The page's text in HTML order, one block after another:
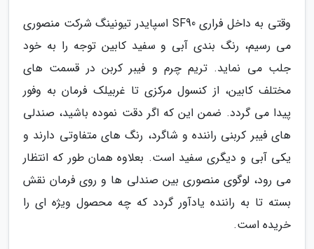
وقتی به داخل فراری SF90 اسپایدر تیونینگ شرکت منصوری
می رسیم، رنگ بندی آبی و سفید کابین توجه را به خود
جلب می نماید. تریم چرم و فیبر کربن در قسمت های
مختلف کابین، از کنسول مرکزی تا غربیلک فرمان به وفور
پیدا می گردد. ضمن این که اگر دقت نموده باشید، صندلی
های فیبر کربنی راننده و شاگرد، رنگ های متفاوتی دارند و
یکی آبی و دیگری سفید است. بعلاوه همان طور که انتظار
می رود، لوگوی منصوری بین صندلی ها و روی فرمان نقش
بسته تا به راننده یادآور گردد که چه محصول ویژه ای را
خریده است.